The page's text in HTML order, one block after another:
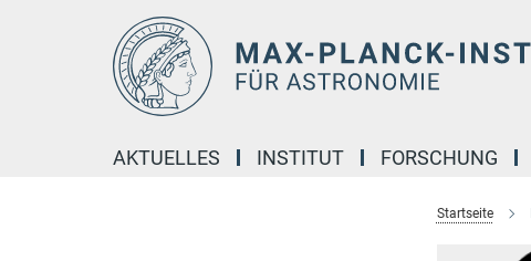
AKTUELLES INSTITUT FORSCHUNG
Startseite